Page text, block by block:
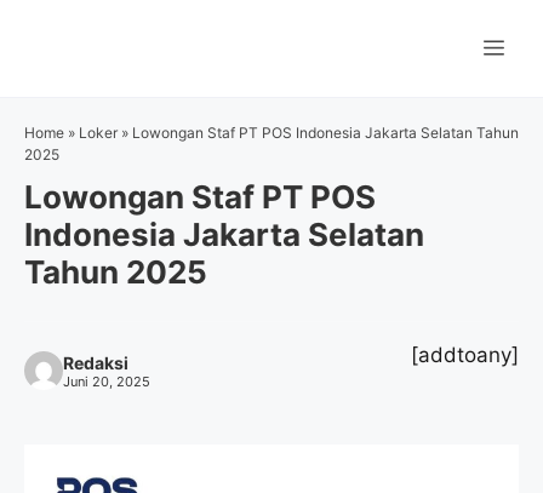
Home » Loker » Lowongan Staf PT POS Indonesia Jakarta Selatan Tahun
2025
Lowongan Staf PT POS
Indonesia Jakarta Selatan
Tahun 2025
Redaksi
Juni 20, 2025
[addtoany]